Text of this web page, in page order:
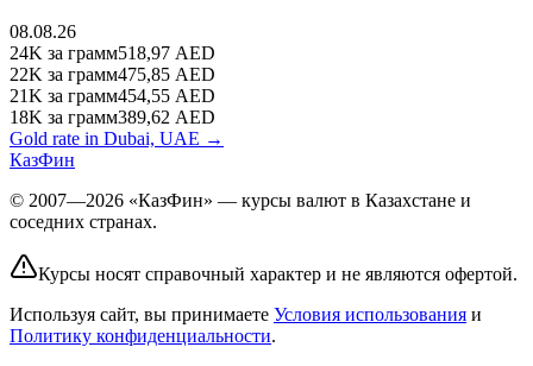
08.08.26
24K за грамм518,97 AED
22K за грамм475,85 AED
21K за грамм454,55 AED
18K за грамм389,62 AED
Gold rate in Dubai, UAE →
КазФин
© 2007—2026 «КазФин» — курсы валют в Казахстане и
соседних странах.
Курсы носят справочный характер и не являются офертой.
Используя сайт, вы принимаете Условия использования и
Политику конфиденциальности.